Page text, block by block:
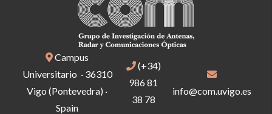
Campus
Universitario · 36310
Vigo (Pontevedra) ·
Spain
(+34)
986 81
38 78
info@com.uvigo.es